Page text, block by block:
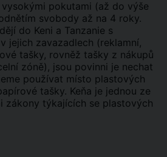
pokutami (až do výše
svobody až na 4 roky.
do Keni a Tanzanie s
jejich zavazadlech (reklamní,
tašky, rovněž tašky z nákupů
zóně), jsou povinni je nechat
používat místo plastových
tašky. Keňa je jednou ze
zákony týkajících se plastových